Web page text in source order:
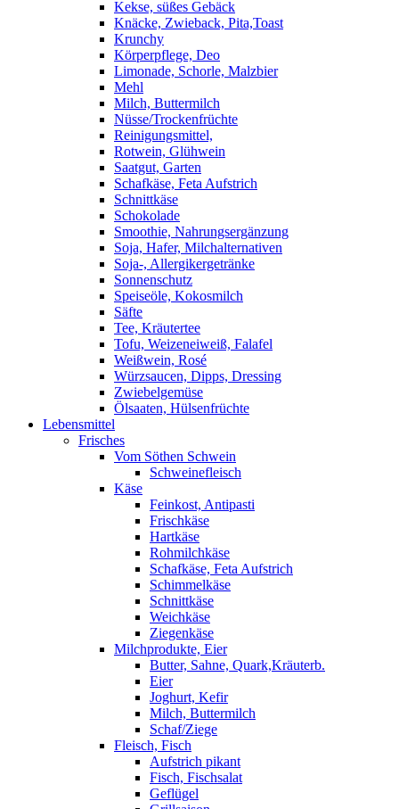
Kekse, süßes Gebäck
Knäcke, Zwieback, Pita,Toast
Krunchy
Körperpflege, Deo
Limonade, Schorle, Malzbier
Mehl
Milch, Buttermilch
Nüsse/Trockenfrüchte
Reinigungsmittel,
Rotwein, Glühwein
Saatgut, Garten
Schafkäse, Feta Aufstrich
Schnittkäse
Schokolade
Smoothie, Nahrungsergänzung
Soja, Hafer, Milchalternativen
Soja-, Allergikergetränke
Sonnenschutz
Speiseöle, Kokosmilch
Säfte
Tee, Kräutertee
Tofu, Weizeneiweiß, Falafel
Weißwein, Rosé
Würzsaucen, Dipps, Dressing
Zwiebelgemüse
Ölsaaten, Hülsenfrüchte
Lebensmittel
Frisches
Vom Söthen Schwein
Schweinefleisch
Käse
Feinkost, Antipasti
Frischkäse
Hartkäse
Rohmilchkäse
Schafkäse, Feta Aufstrich
Schimmelkäse
Schnittkäse
Weichkäse
Ziegenkäse
Milchprodukte, Eier
Butter, Sahne, Quark,Kräuterb.
Eier
Joghurt, Kefir
Milch, Buttermilch
Schaf/Ziege
Fleisch, Fisch
Aufstrich pikant
Fisch, Fischsalat
Geflügel